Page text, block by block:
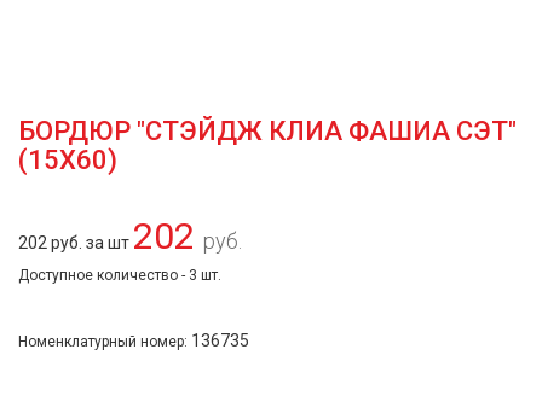
БОРДЮР "СТЭЙДЖ КЛИА ФАШИА СЭТ"
(15Х60)
202 руб. за шт 202 руб.
Доступное количество - 3 шт.
Номенклатурный номер: 136735